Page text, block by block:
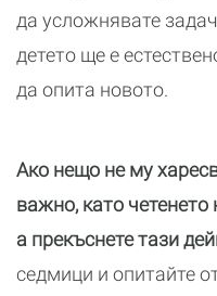
да усложнявате
детето ще е
да опита новото.
Ако нещо не му
важно, като четенето
а прекъснете тази
седмици и опитайте